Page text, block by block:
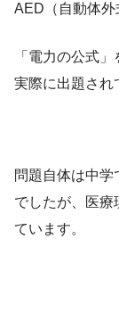
AED（自動体外
「電力の公式
実際に出題され
問題自体は中学
でしたが、医療
ています。